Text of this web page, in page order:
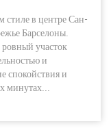
стиле в центре Сан-
Барселоны.
участок
и
спокойствия и
минутах...